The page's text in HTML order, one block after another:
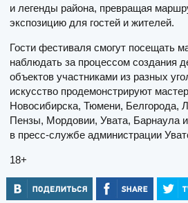
и легенды района, превращая
экспозицию для гостей и жителей.
Гости фестиваля смогут посещать
наблюдать за процессом создания
объектов участниками из разных
искусство продемонстрируют
Новосибирска, Тюмени, Белгорода,
Пензы, Мордовии, Увата, Барнаула
в пресс-службе администрации
18+